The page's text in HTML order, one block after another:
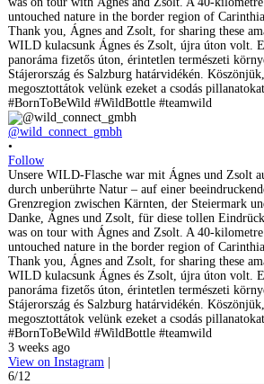
@wild_connect_gmbh
•
Follow
Unsere WILD-Flasche war mit Ágnes und Zsolt
durch unberührte Natur – auf einer
Grenzregion zwischen Kärnten, der Steiermark
Danke, Ágnes und Zsolt, für diese tollen
was on tour with Ágnes and Zsolt. A 40-
untouched nature in the border region of
Thank you, Ágnes and Zsolt, for sharing these
WILD kulacsunk Ágnes és Zsolt, újra úton volt.
panoráma fizetős úton, érintetlen természeti
Stájerország és Salzburg határvidékén.
megosztottátok velünk ezeket a csodás
#BornToBeWild #WildBottle #teamwild
3 weeks ago
View on Instagram |
6/12